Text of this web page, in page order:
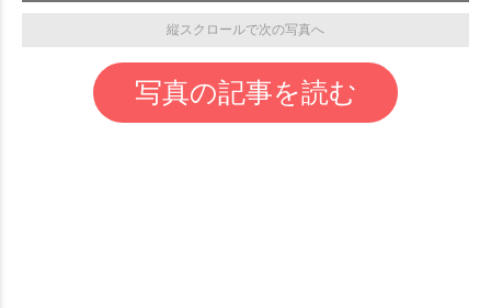
縦スクロールで次の写真へ
写真の記事を読む